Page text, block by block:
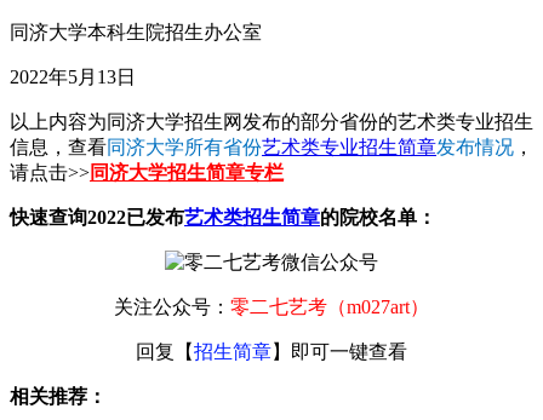
同济大学本科生院招生办公室
2022年5月13日
以上内容为同济大学招生网发布的部分省份的艺术类专业招生
信息，查看同济大学所有省份艺术类专业招生简章发布情况 ，
请点击>>同济大学招生简章专栏
快速查询2022已发布艺术类招生简章的院校名单：
关注公众号： 零二七艺考（m027art）
回复【招生简章】即可一键查看
相关推荐：